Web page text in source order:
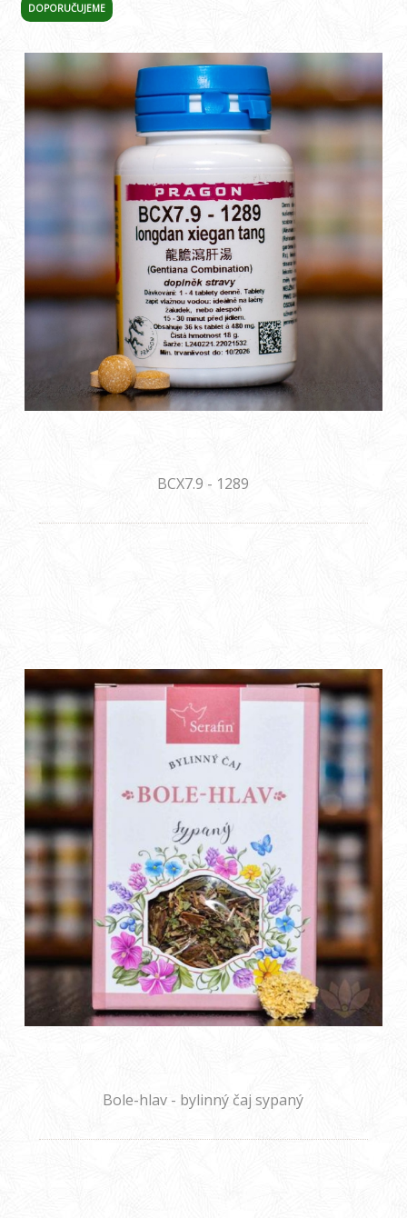
DOPORUČUJEME
BCX7.9 - 1289
Bole-hlav - bylinný čaj sypaný